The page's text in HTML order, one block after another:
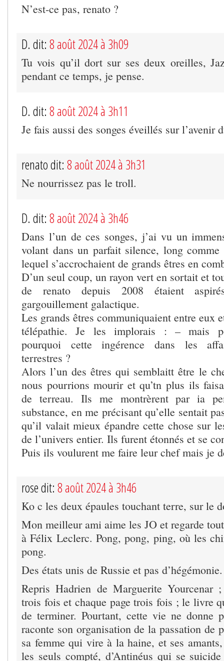
N’est-ce pas, renato ?
D. dit: 8 août 2024 à 3h09
Tu vois qu’il dort sur ses deux oreilles,
pendant ce temps, je pense.
D. dit: 8 août 2024 à 3h11
Je fais aussi des songes éveillés sur l’avenir
renato dit: 8 août 2024 à 3h31
Ne nourrissez pas le troll.
D. dit: 8 août 2024 à 3h46
Dans l’un de ces songes, j’ai vu un
volant dans un parfait silence, long
lequel s’accrochaient de grands êtres en
D’un seul coup, un rayon vert en sortait et
de renato depuis 2008 étaient
gargouillement galactique.
Les grands êtres communiquaient entre eux
télépathie. Je les implorais : – mais
pourquoi cette ingérence dans les
terrestres ?
Alors l’un des êtres qui semblaitt être le
nous pourrions mourir et qu’tn plus ils
de terreau. Ils me montrèrent par ia
substance, en me précisant qu’elle sentait
qu’il valait mieux épandre cette chose sur
de l’univers entier. Ils furent étonnés et se
Puis ils voulurent me faire leur chef mais je
rose dit: 8 août 2024 à 3h46
Ko c les deux épaules touchant terre, sur le
Mon meilleur ami aime les JO et regarde
à Félix Leclerc. Pong, pong, ping, où les
pong.
Des états unis de Russie et pas d’hégémonie.
Repris Hadrien de Marguerite Yourcenar
trois fois et chaque page trois fois ; le livre
de terminer. Pourtant, cette vie ne donne
raconte son organisation de la passation de
sa femme qui vire à la haine, et ses
les seuls compté, d’Antinéus qui se